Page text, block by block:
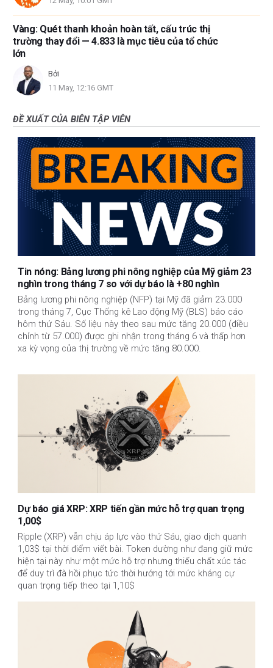
Vàng: Quét thanh khoản hoàn tất, cấu trúc thị
trường thay đổi — 4.833 là mục tiêu của tổ chức
lớn
Bởi
11 May, 12:16 GMT
ĐỀ XUẤT CỦA BIÊN TẬP VIÊN
Tin nóng: Bảng lương phi nông nghiệp của Mỹ giảm 23
nghìn trong tháng 7 so với dự báo là +80 nghìn
Bảng lương phi nông nghiệp (NFP) tại Mỹ đã giảm 23.000
trong tháng 7, Cục Thống kê Lao động Mỹ (BLS) báo cáo
hôm thứ Sáu. Số liệu này theo sau mức tăng 20.000 (điều
chỉnh từ 57.000) được ghi nhận trong tháng 6 và thấp hơn
xa kỳ vọng của thị trường về mức tăng 80.000.
Dự báo giá XRP: XRP tiến gần mức hỗ trợ quan trọng
1,00$
Ripple (XRP) vẫn chịu áp lực vào thứ Sáu, giao dịch quanh
1,03$ tại thời điểm viết bài. Token dường như đang giữ mức
hiện tại này như một mức hỗ trợ nhưng thiếu chất xúc tác
để duy trì đà hồi phục tức thời hướng tới mức kháng cự
quan trọng tiếp theo tại 1,10$